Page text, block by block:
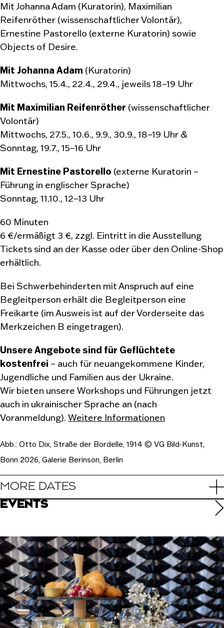
Mit Johanna Adam (Kuratorin), Maximilian
Reifenröther (wissenschaftlicher Volontär),
Ernestine Pastorello (externe Kuratorin) sowie
Objects of Desire.
Mit Johanna Adam (Kuratorin)
Mittwochs, 15.4., 22.4., 29.4., jeweils 18–19 Uhr
Mit Maximilian Reifenröther (wissenschaftlicher
Volontär)
Mittwochs, 27.5., 10.6., 9.9., 30.9., 18–19 Uhr &
Sonntag, 19.7., 15–16 Uhr
Mit Ernestine Pastorello (externe Kuratorin –
Führung in englischer Sprache)
Sonntag, 11.10., 12–13 Uhr
60 Minuten
6 €/ermäßigt 3 €, zzgl. Eintritt in die Ausstellung
Tickets sind an der Kasse oder über den Online-Shop
erhältlich.
Bei Schwerbehinderten mit Anspruch auf eine
Begleitperson erhält die Begleitperson eine
Freikarte (im Ausweis ist auf der Vorderseite das
Merkzeichen B eingetragen).
Unsere Angebote sind für Geflüchtete
kostenfrei – auch für neuangekommene Kinder,
Jugendliche und Familien aus der Ukraine.
Wir bieten unsere Workshops und Führungen jetzt
auch in ukrainischer Sprache an (nach
Voranmeldung). Weitere Informationen
Abb.: Otto Dix, Straße der Bordelle, 1914 © VG Bild-Kunst,
Bonn 2026, Galerie Berinson, Berlin
MORE DATES
EVENTS